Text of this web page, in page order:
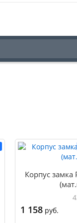
Корпус замка
1 158 руб.